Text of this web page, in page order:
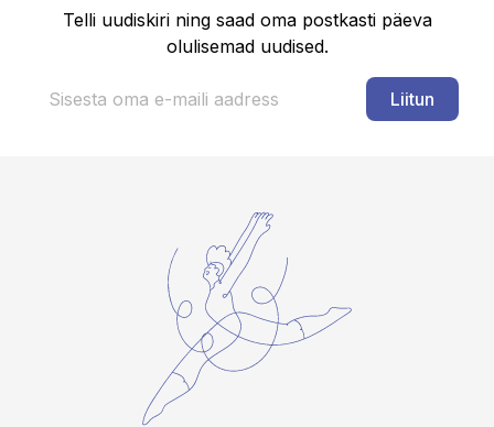
Telli uudiskiri ning saad oma postkasti päeva
olulisemad uudised.
Liitun